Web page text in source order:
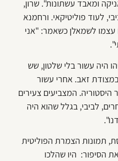
ומאבד עשתונות". שרון,
לעוד פוליטיקאי. ורחמנא
עצמו לשמאלן כשאמר: "אני
היה עשור בלי שלטון, שש
זאב. אחרי עשור
המצביעים צעירים
לביבי, בגלל שהוא היה
תמונות הצמרת הפוליטית
הסיפור: היו שהלכו